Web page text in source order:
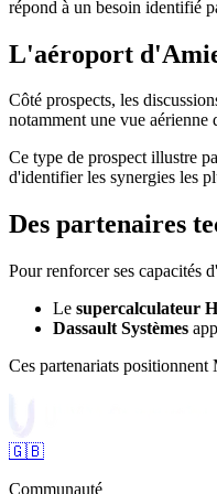
répond à un besoin identifié
L'aéroport
Côté prospects, les
notamment une vue
Ce type de prospect illustre
d'identifier les synergies les
Des partenaires
Pour renforcer ses capacités
Le supercalculateur
Dassault Systèmes
Ces partenariats
🇬🇧
Communauté